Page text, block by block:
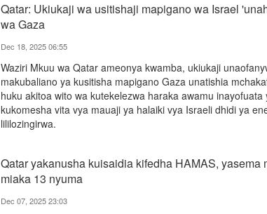
Qatar: Ukiukaji wa usitishaji mapigano wa Israel
wa Gaza
Dec 18, 2025 06:55
Waziri Mkuu wa Qatar ameonya kwamba, ukiukaji
makubaliano ya kusitisha mapigano Gaza unatishia
huku akitoa wito wa kutekelezwa haraka awamu
kukomesha vita vya mauaji ya halaiki vya Israeli dhidi ya
lililozingirwa.
Qatar yakanusha kuisaidia kifedha HAMAS,
miaka 13 nyuma
Dec 07, 2025 23:03